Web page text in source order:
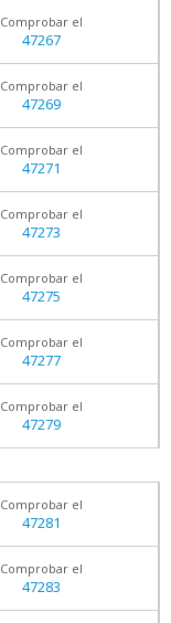
Comprobar el
47267
Comprobar el
47269
Comprobar el
47271
Comprobar el
47273
Comprobar el
47275
Comprobar el
47277
Comprobar el
47279
Comprobar el
47281
Comprobar el
47283